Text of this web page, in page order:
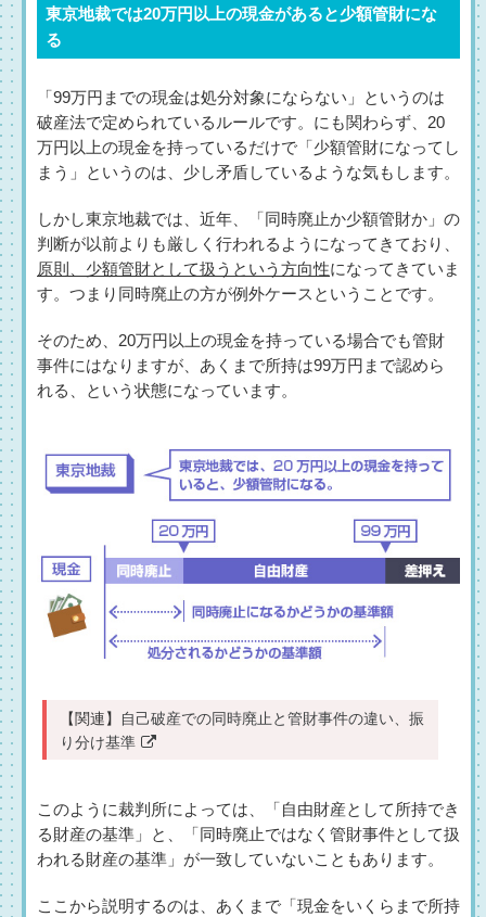
東京地裁では20万円以上の現金があると少額管財にな
る
「99万円までの現金は処分対象にならない」というのは
破産法で定められているルールです。にも関わらず、20
万円以上の現金を持っているだけで「少額管財になってし
まう」というのは、少し矛盾しているような気もします。
しかし東京地裁では、近年、「同時廃止か少額管財か」の
判断が以前よりも厳しく行われるようになってきており、
原則、少額管財として扱うという方向性になってきていま
す。つまり同時廃止の方が例外ケースということです。
そのため、20万円以上の現金を持っている場合でも管財
事件にはなりますが、あくまで所持は99万円まで認めら
れる、という状態になっています。
【関連】
自己破産での同時廃止と管財事件の違い、振
り分け基準
このように裁判所によっては、「自由財産として所持でき
る財産の基準」と、「同時廃止ではなく管財事件として扱
われる財産の基準」が一致していないこともあります。
ここから説明するのは、あくまで「現金をいくらまで所持